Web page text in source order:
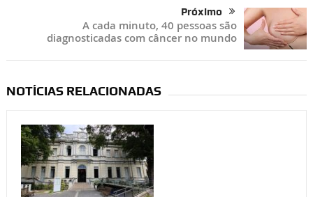
Próximo
A cada minuto, 40 pessoas são
diagnosticadas com câncer no mundo
NOTÍCIAS RELACIONADAS